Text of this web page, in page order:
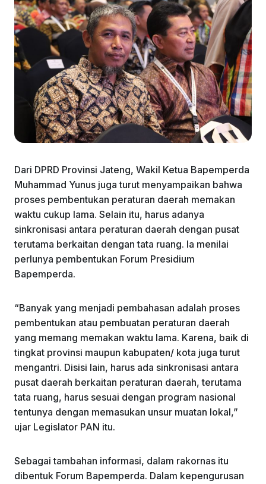
Dari DPRD Provinsi Jateng, Wakil Ketua Bapemperda
Muhammad Yunus juga turut menyampaikan bahwa
proses pembentukan peraturan daerah memakan
waktu cukup lama. Selain itu, harus adanya
sinkronisasi antara peraturan daerah dengan pusat
terutama berkaitan dengan tata ruang. Ia menilai
perlunya pembentukan Forum Presidium
Bapemperda.
“Banyak yang menjadi pembahasan adalah proses
pembentukan atau pembuatan peraturan daerah
yang memang memakan waktu lama. Karena, baik di
tingkat provinsi maupun kabupaten/ kota juga turut
mengantri. Disisi lain, harus ada sinkronisasi antara
pusat daerah berkaitan peraturan daerah, terutama
tata ruang, harus sesuai dengan program nasional
tentunya dengan memasukan unsur muatan lokal,”
ujar Legislator PAN itu.
Sebagai tambahan informasi, dalam rakornas itu
dibentuk Forum Bapemperda. Dalam kepengurusan